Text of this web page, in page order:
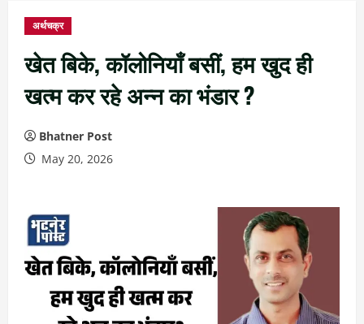
अर्थचक्र
खेत बिके, कॉलोनियाँ बसीं, हम खुद ही
खत्म कर रहे अन्न का भंडार ?
Bhatner Post
May 20, 2026